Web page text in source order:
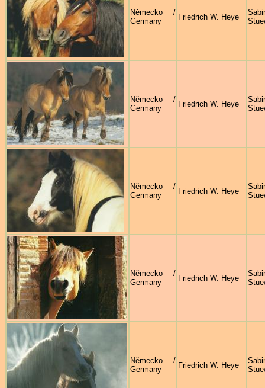
Německo /
Germany
Friedrich W. Heye
Německo /
Germany
Friedrich W. Heye
Německo /
Germany
Friedrich W. Heye
Německo /
Germany
Friedrich W. Heye
Německo /
Germany
Friedrich W. Heye